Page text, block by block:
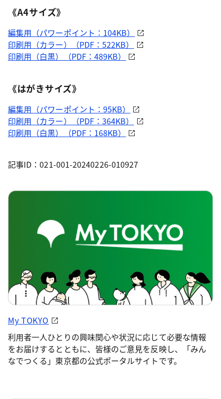
《A4サイズ》
編集用（パワーポイント：104KB）
印刷用（カラー）（PDF：522KB）
印刷用（白黒）（PDF：489KB）
《はがきサイズ》
編集用（パワーポイント：95KB）
印刷用（カラー）（PDF：364KB）
印刷用（白黒）（PDF：168KB）
記事ID：021-001-20240226-010927
My TOKYO
利用者一人ひとりの興味関心や状況に応じて必要な情報
をお届けするとともに、皆様のご意見を反映し、「みん
なでつくる」東京都の公式ポータルサイトです。